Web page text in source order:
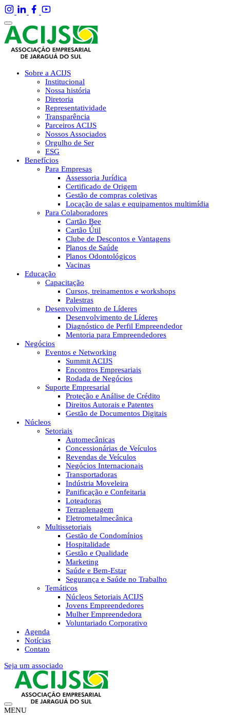
Sobre a ACIJS
Institucional
Nossa história
Diretoria
Representatividade
Transparência
Parceiros ACIJS
Nossos Associados
Orgulho de Ser
ESG
Benefícios
Para Empresas
Assessoria Jurídica
Certificado de Origem
Gestão de compras coletivas
Locação de salas e equipamentos multimídia
Para Colaboradores
Cartão Bee
Cartão Útil
Clube de Descontos e Vantagens
Planos de Saúde
Planos Odontológicos
Vacinas
Educação
Capacitação
Cursos, treinamentos e workshops
Palestras
Desenvolvimento de Líderes
Desenvolvimento de Líderes
Diagnóstico de Perfil Empreendedor
Mentoria para Empreendedores
Negócios
Eventos e Networking
Summit ACIJS
Encontros Empresariais
Rodada de Negócios
Suporte Empresarial
Proteção e Análise de Crédito
Direitos Autorais e Patentes
Gestão de Documentos Digitais
Núcleos
Setoriais
Automecânicas
Concessionárias de Veículos
Revendas de Veículos
Negócios Internacionais
Transportadoras
Indústria Moveleira
Panificação e Confeitaria
Loteadoras
Terraplenagem
Eletrometalmecânica
Multissetoriais
Gestão de Condomínios
Hospitalidade
Gestão e Qualidade
Marketing
Saúde e Bem-Estar
Segurança e Saúde no Trabalho
Temáticos
Núcleos Setoriais ACIJS
Jovens Empreendedores
Mulher Empreendedora
Voluntariado Corporativo
Agenda
Notícias
Contato
Seja um associado
MENU